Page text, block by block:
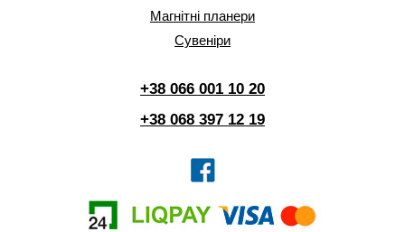
Магнітні планери
Сувеніри
+38 066 001 10 20
+38 068 397 12 19